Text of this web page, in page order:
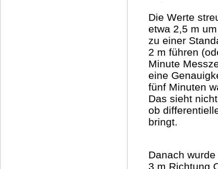
Die Werte
etwa 2,5 m
zu einer
2 m führen
Minute
eine
fünf Minuten
Das sieht
ob
bringt.
Danach
3 m Richtung